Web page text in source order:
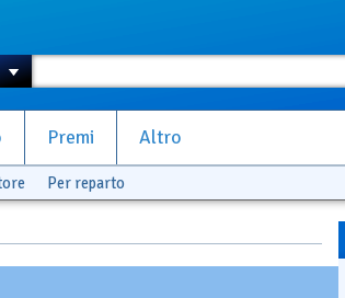
Premi Altro
Per reparto